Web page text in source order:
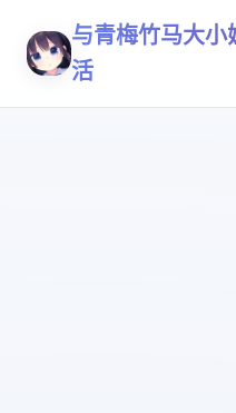
与青梅竹马大小
活